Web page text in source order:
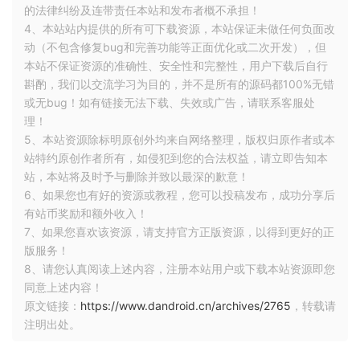
的法律纠纷及连带责任本站和发布者概不承担！
4、本站站内提供的所有可下载资源，本站保证未做任何负面改
动（不包含修复bug和完善功能等正面优化或二次开发），但
本站不保证资源的准确性、安全性和完整性，用户下载后自行
斟酌，我们以交流学习为目的，并不是所有的源码都100%无错
或无bug！如有链接无法下载、失效或广告，请联系客服处
理！
5、本站资源除标明原创外均来自网络整理，版权归原作者或本
站特约原创作者所有，如侵犯到您的合法权益，请立即告知本
站，本站将及时予与删除并致以最深的歉意！
6、如果您也有好的资源或教程，您可以投稿发布，成功分享后
有站币奖励和额外收入！
7、如果您喜欢该资源，请支持官方正版资源，以得到更好的正
版服务！
8、请您认真阅读上述内容，注册本站用户或下载本站资源即您
同意上述内容！
原文链接： https://www.dandroid.cn/archives/2765 ，转载请
注明出处。